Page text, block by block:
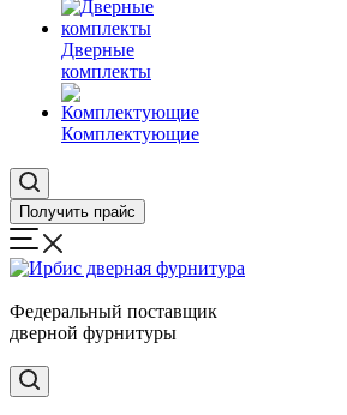
Дверные
комплекты
Комплектующие
Получить прайс
Федеральный поставщик
дверной фурнитуры